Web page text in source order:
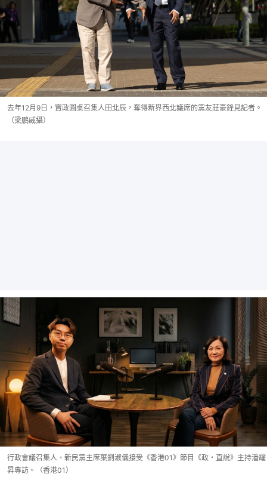
去年12月9日，實政圓桌召集人田北辰，奪得新界西北議席的黨友莊豪鋒見記者。
（梁鵬威攝）
行政會議召集人、新民黨主席葉劉淑儀接受《香港01》節目《政・直說》主持潘耀
昇專訪。（香港01）